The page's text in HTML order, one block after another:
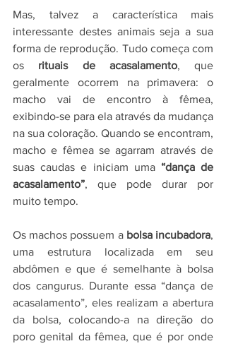
Mas, talvez a característica mais
interessante destes animais seja a sua
forma de reprodução. Tudo começa com
os rituais de acasalamento, que
geralmente ocorrem na primavera: o
macho vai de encontro à fêmea,
exibindo-se para ela através da mudança
na sua coloração. Quando se encontram,
macho e fêmea se agarram através de
suas caudas e iniciam uma “dança de
acasalamento”, que pode durar por
muito tempo.
Os machos possuem a bolsa incubadora,
uma estrutura localizada em seu
abdômen e que é semelhante à bolsa
dos cangurus. Durante essa “dança de
acasalamento”, eles realizam a abertura
da bolsa, colocando-a na direção do
poro genital da fêmea, que é por onde